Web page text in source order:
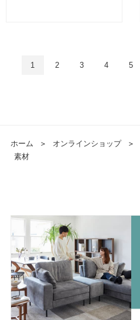
1 2 3 4 5
ホーム ＞ オンラインショップ ＞
素材